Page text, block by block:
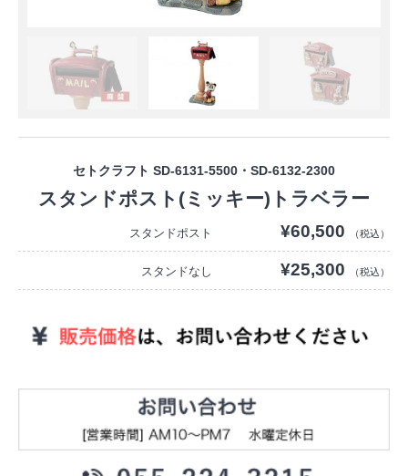
セトクラフト SD-6131-5500・SD-6132-2300
スタンドポスト(ミッキー)トラベラー
スタンドポスト ¥60,500 （税込）
スタンドなし ¥25,300 （税込）